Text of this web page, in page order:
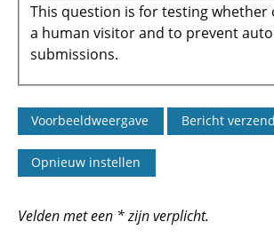
This question is for testing whether
a human visitor and to prevent
submissions.
Velden met een * zijn verplicht.